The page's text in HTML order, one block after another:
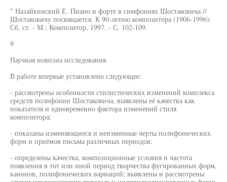
" Назайкинский Е. Пиано и форте в симфониях Шостаковича //
Шостаковичу посвящается. К 90-летию композитора (1906-1996):
Сб. ст. - М.: Композитор, 1997. - С. 102-109.
9
Научная новизна исследования.
В работе впервые установлено следующее:
- рассмотрены особенности стилистических изменений комплекса
средств полифонии Шостаковича, выявлены её качества как
показателя и одновременно фактора изменений стиля
композитора;
- показаны изменяющиеся и неизменные черты полифонических
форм и приёмов письма различных периодов;
- определены качества, композиционные условия и частота
появления в тот или иной период творчества фугированных форм,
канонов, полифонических вариаций; выявлены и рассмотрены